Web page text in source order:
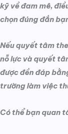
kỹ về đam mê,
chọn đúng đắn
Nếu quyết tâm
nỗ lực và quyết
được đền đáp
trường làm việc
Có thể bạn quan